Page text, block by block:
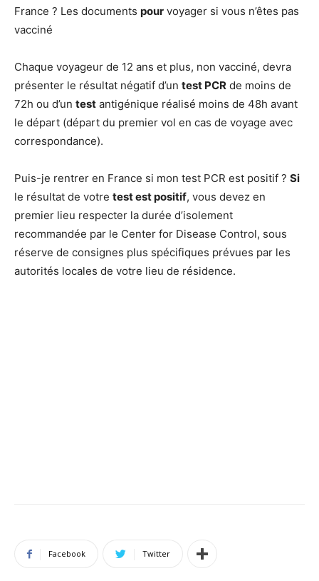
France ? Les documents pour voyager si vous n’êtes pas
vacciné
Chaque voyageur de 12 ans et plus, non vacciné, devra
présenter le résultat négatif d’un test PCR de moins de
72h ou d’un test antigénique réalisé moins de 48h avant
le départ (départ du premier vol en cas de voyage avec
correspondance).
Puis-je rentrer en France si mon test PCR est positif ? Si
le résultat de votre test est positif, vous devez en
premier lieu respecter la durée d’isolement
recommandée par le Center for Disease Control, sous
réserve de consignes plus spécifiques prévues par les
autorités locales de votre lieu de résidence.
Facebook Twitter